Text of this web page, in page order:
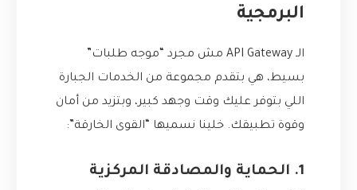
البرمجية
الـ API Gateway مش مجرد “موجه طلبات”
بسيط، هي بتقدم مجموعة من الخدمات الجبارة
اللي بتوفر عليك وقت وجهد كبير، وبتزيد من أمان
وقوة تطبيقك. خلينا نسميها “القوى الخارقة”:
1. الحماية والمصادقة المركزية